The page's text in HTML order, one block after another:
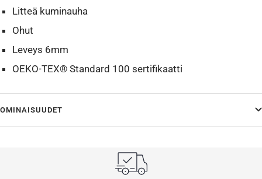
Litteä kuminauha
Ohut
Leveys 6mm
OEKO-TEX® Standard 100 sertifikaatti
OMINAISUUDET